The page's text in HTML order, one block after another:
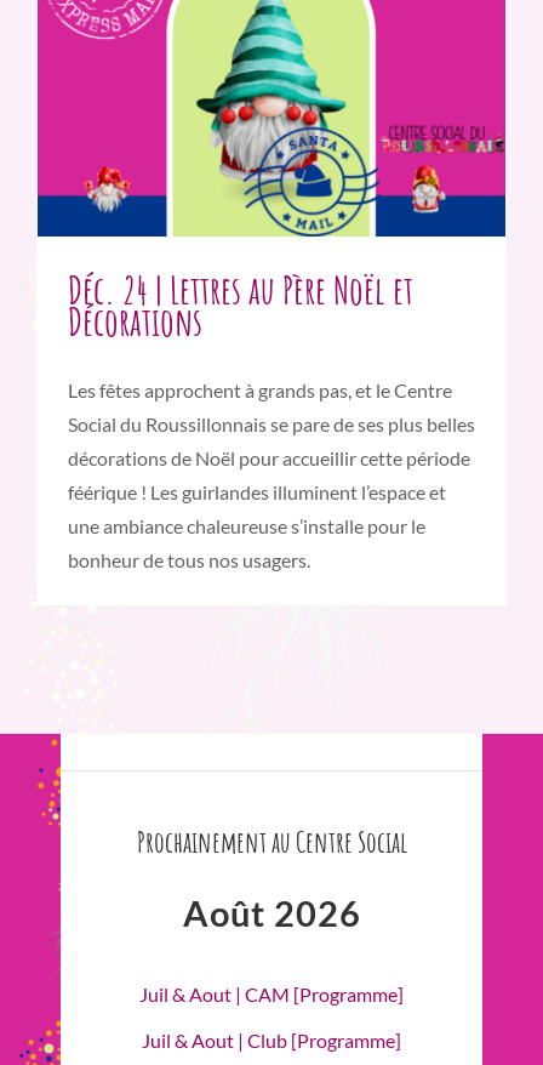
Déc. 24 | Lettres au Père Noël et
Décorations
Les fêtes approchent à grands pas, et le Centre
Social du Roussillonnais se pare de ses plus belles
décorations de Noël pour accueillir cette période
féérique ! Les guirlandes illuminent l’espace et
une ambiance chaleureuse s’installe pour le
bonheur de tous nos usagers.
Prochainement au Centre Social
Août 2026
Juil & Aout | CAM [Programme]
Juil & Aout | Club [Programme]